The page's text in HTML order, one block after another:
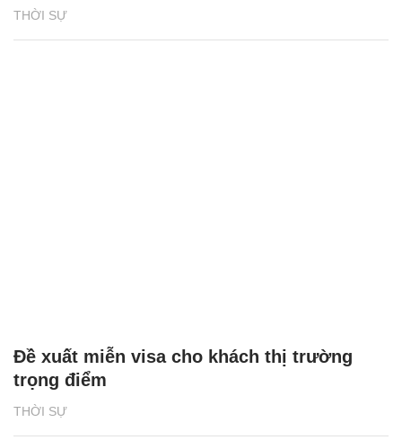
THỜI SỰ
THỜI SỰ
Đề xuất miễn visa cho khách thị trường
trọng điểm